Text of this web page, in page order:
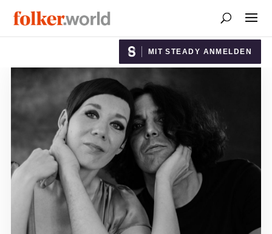
MIT STEADY ANMELDEN